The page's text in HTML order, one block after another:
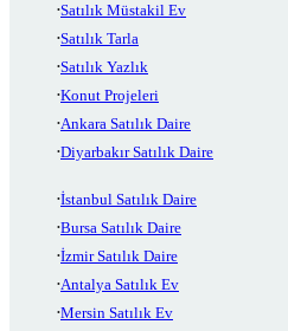
Satılık Müstakil Ev
Satılık Tarla
Satılık Yazlık
Konut Projeleri
Ankara Satılık Daire
Diyarbakır Satılık Daire
İstanbul Satılık Daire
Bursa Satılık Daire
İzmir Satılık Daire
Antalya Satılık Ev
Mersin Satılık Ev